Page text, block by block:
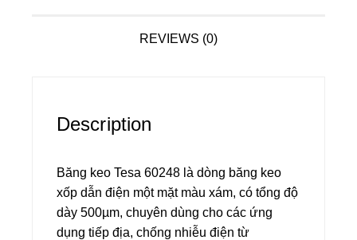
REVIEWS (0)
Description
Băng keo Tesa 60248 là dòng băng keo
xốp dẫn điện một mặt màu xám, có tổng độ
dày 500µm, chuyên dùng cho các ứng
dụng tiếp địa, chống nhiễu điện từ